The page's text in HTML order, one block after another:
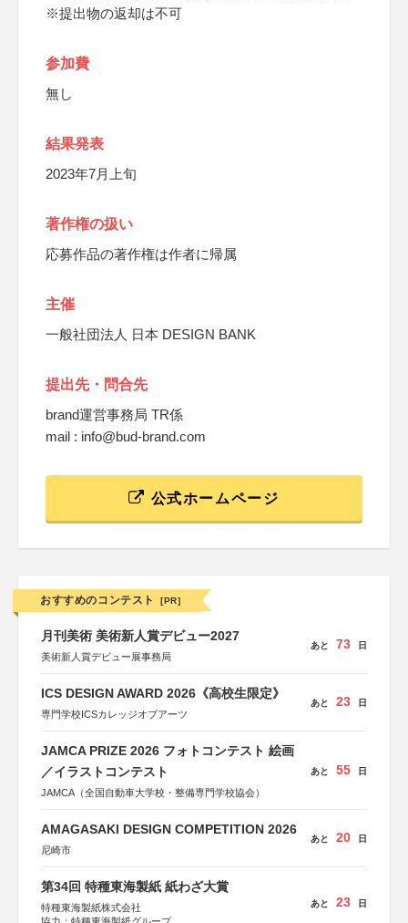
※提出物の返却は不可
参加費
無し
結果発表
2023年7月上旬
著作権の扱い
応募作品の著作権は作者に帰属
主催
一般社団法人 日本 DESIGN BANK
提出先・問合先
brand運営事務局 TR係
mail : info@bud-brand.com
公式ホームページ
おすすめのコンテスト [PR]
月刊美術 美術新人賞デビュー2027
美術新人賞デビュー展事務局
あと 73 日
ICS DESIGN AWARD 2026《高校生限定》
専門学校ICSカレッジオブアーツ
あと 23 日
JAMCA PRIZE 2026 フォトコンテスト 絵画
／イラストコンテスト
JAMCA（全国自動車大学校・整備専門学校協会）
あと 55 日
AMAGASAKI DESIGN COMPETITION 2026
尼崎市
あと 20 日
第34回 特種東海製紙 紙わざ大賞
特種東海製紙株式会社
あと 23 日